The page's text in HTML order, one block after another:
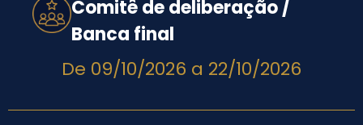
Comitê de deliberação /
Banca final​
De 09/10/2026 a 22/10/2026